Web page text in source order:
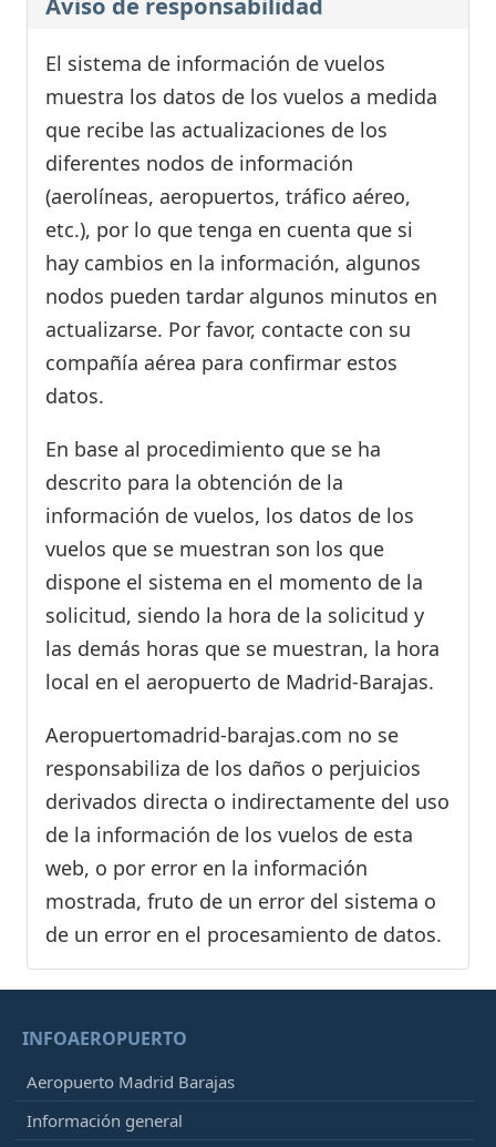
El sistema de información de vuelos
muestra los datos de los vuelos a medida
que recibe las actualizaciones de los
diferentes nodos de información
(aerolíneas, aeropuertos, tráfico aéreo,
etc.), por lo que tenga en cuenta que si
hay cambios en la información, algunos
nodos pueden tardar algunos minutos en
actualizarse. Por favor, contacte con su
compañía aérea para confirmar estos
datos.
En base al procedimiento que se ha
descrito para la obtención de la
información de vuelos, los datos de los
vuelos que se muestran son los que
dispone el sistema en el momento de la
solicitud, siendo la hora de la solicitud y
las demás horas que se muestran, la hora
local en el aeropuerto de Madrid-Barajas.
Aeropuertomadrid-barajas.com no se
responsabiliza de los daños o perjuicios
derivados directa o indirectamente del uso
de la información de los vuelos de esta
web, o por error en la información
mostrada, fruto de un error del sistema o
de un error en el procesamiento de datos.
INFOAEROPUERTO
Aeropuerto Madrid Barajas
Información general